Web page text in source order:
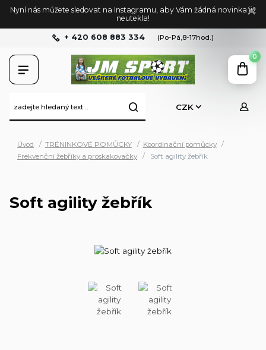
Nyní nás můžete sledovat na Instagramu, aby Vám žádná novinka již
neutekla!
CZK
+ 420 608 883 334 (Po-Pá,8-17hod.)
0
Úvod TRÉNINKOVÉ POMŮCKY
Koordinační pomůcky
Frekvenční žebříky a proskakovačky
Soft agility žebřík
Soft agility žebřík